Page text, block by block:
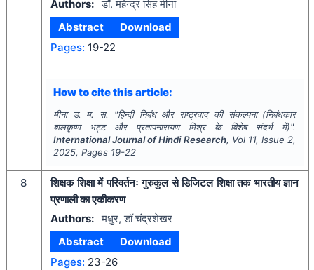
Authors: डॉ. महेन्द्र सिंह मीना
Abstract
Download
Pages: 19-22
How to cite this article:
मीना ड. म. स. "हिन्दी निबंध और राष्ट्रवाद की संकल्पना (निबंधकार
बालकृष्ण भट्ट और प्रतापनारायण मिश्र के विशेष संदर्भ में)".
International Journal of Hindi Research, Vol 11, Issue 2,
2025, Pages 19-22
8
शिक्षक शिक्षा में परिवर्तनः गुरुकुल से डिजिटल शिक्षा तक भारतीय ज्ञान
प्रणाली का एकीकरण
Authors: मधुर, डॉ चंद्रशेखर
Abstract
Download
Pages: 23-26